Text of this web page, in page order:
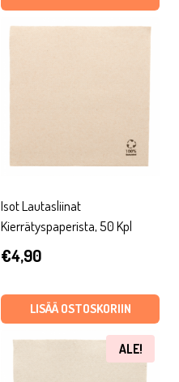
Isot Lautasliinat
Kierrätyspaperista, 50 Kpl
€4,90
LISÄÄ OSTOSKORIIN
ALE!